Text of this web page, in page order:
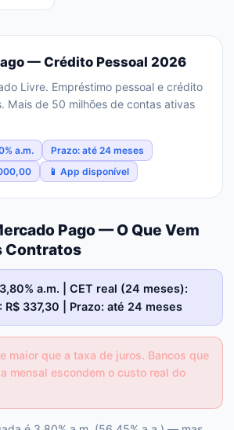
— Crédito Pessoal 2026
Livre. Empréstimo pessoal e crédito
Mais de 50 milhões de contas ativas
a.m.
Prazo: até 24 meses
📱 App disponível
Pago — O Que Vem
Contratos
a.m. | CET real (24 meses):
R$ 337,30 | Prazo: até 24 meses
maior que a taxa de juros. Bancos que
mensal escondem o custo real do